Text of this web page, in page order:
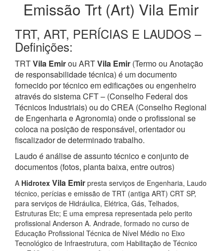
Emissão Trt (Art) Vila Emir
TRT, ART, PERÍCIAS E LAUDOS –
Definições:
TRTVila Emirou ARTVila Emir (Termo ou Anotação
de responsabilidade técnica) é um documento
fornecido por técnico em edificações ou engenheiro
através do sistema CFT – (Conselho Federal dos
Técnicos Industriais) ou do CREA (Conselho Regional
de Engenharia e Agronomia) onde o profissional se
coloca na posição de responsável, orientador ou
fiscalizador de determinado trabalho.
Laudo é análise de assunto técnico e conjunto de
documentos (fotos, planta baixa, entre outros)
A Hidrotex Vila Emir presta serviços de Engenharia, Laudo
técnico, perícias e emissão de TRT (antiga ART) CRT SP,
para serviços de Hidráulica, Elétrica, Gás, Telhados,
Estruturas Etc; E uma empresa representada pelo perito
profissional Anderson A. Andrade, formado no curso de
Educação Profissional Técnica de Nível Médio no Eixo
Tecnológico de Infraestrutura, com Habilitação de Técnico